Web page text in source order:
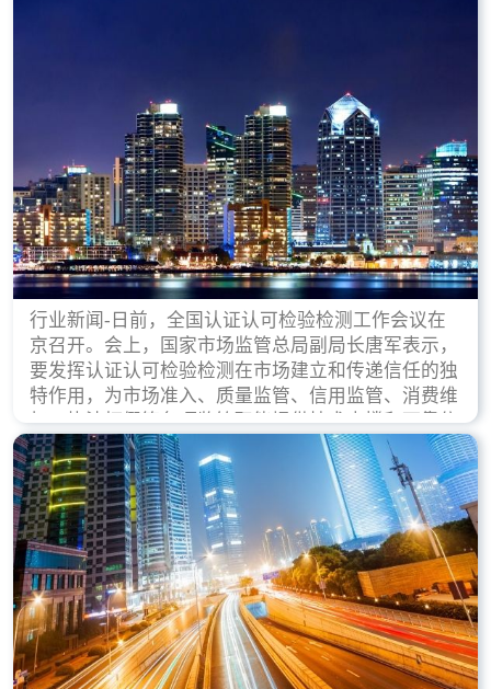
行业新闻-日前，全国认证认可检验检测工作会议在
京召开。会上，国家市场监管总局副局长唐军表示，
要发挥认证认可检验检测在市场建立和传递信任的独
特作用，为市场准入、质量监管、信用监管、消费维
权、执法打假等各项监管职能提供技术支撑和可靠依
据。